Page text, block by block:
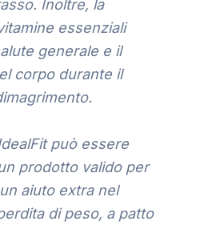
Inoltre, la
essenziali
generale e il
corpo durante il
può essere
prodotto valido per
aiuto extra nel
di peso, a patto